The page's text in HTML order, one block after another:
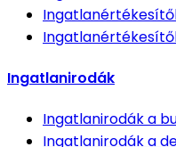
Ingatlanirodák
Ingatlanirodáka
Ingatlanirodáka